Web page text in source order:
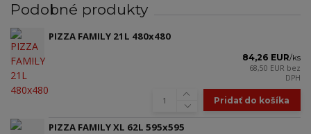
Podobné produkty
PIZZA FAMILY 21L 480x480
84,26 EUR/ks
68,50 EUR bez
DPH
Pridať do košíka
PIZZA FAMILY XL 62L 595x595